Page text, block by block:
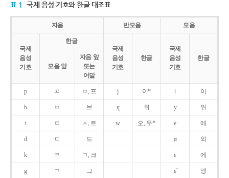
표 1 국제 음성 기호와 한글 대조표
자음 반모음 모음
국제
음성
기호
한글
국제
음성
기호
한글
국제
음성
기호
한글
모음 앞
자음 앞
또는
어말
p ㅍ ㅂ, 프 j 이* i 이
b ㅂ 브 ɥ 위 y 위
t ㅌ ㅅ, 트 w 오, 우* e 에
d ㄷ 드 ø 외
k ㅋ ㄱ, 크 ɛ 에
g ㄱ 그 ɛ̃ 앵